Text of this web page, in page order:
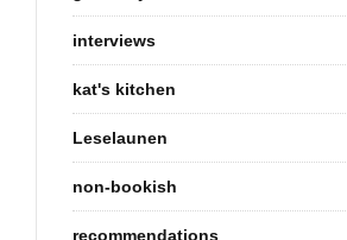
interviews
kat's kitchen
Leselaunen
non-bookish
recommendations